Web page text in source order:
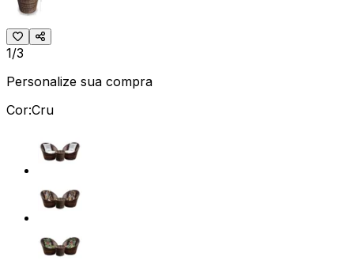
1/3
Personalize sua compra
Cor:Cru